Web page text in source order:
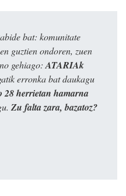
bat: komunitate
guztien ondoren, zuen
gehiago: ATARIAk
erronka bat daukagu
28 herrietan hamarna
Zu falta zara, bazatoz?